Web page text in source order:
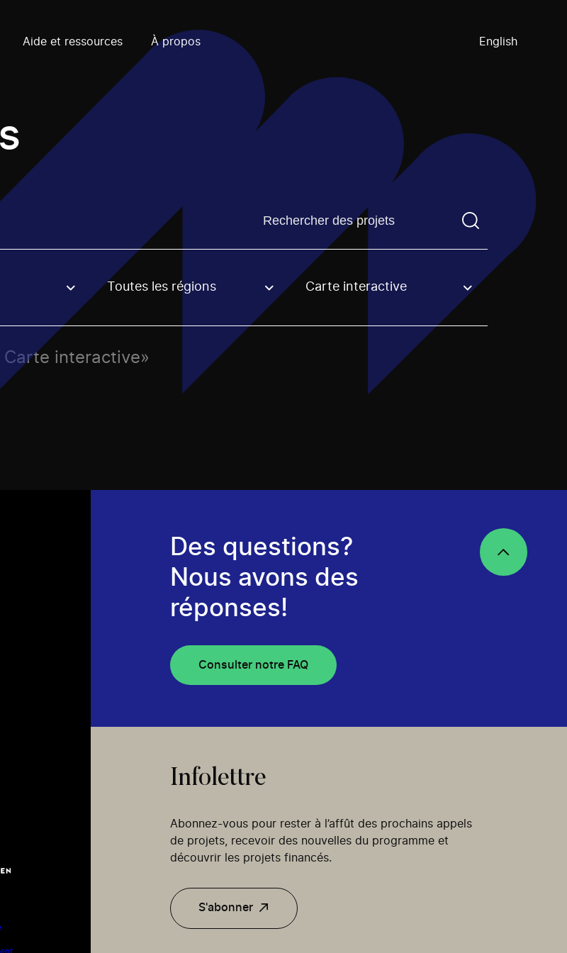
Aide et ressources À propos English
Trouvez un projetVous devez saisir un terme de
The filter will be applied when selecting an option.
Toutes les régions Carte interactive
interactive»
Des questions?
Nous avons des
réponses!
Consulter notre FAQ
Infolettre
Abonnez-vous pour rester à l’affût des prochains appels
de projets, recevoir des nouvelles du programme et
découvrir les projets financés.
S'abonner